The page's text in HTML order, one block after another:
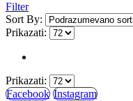
Filter
Sort By:
Prikazati:
Prikazati:
Facebook Instagram